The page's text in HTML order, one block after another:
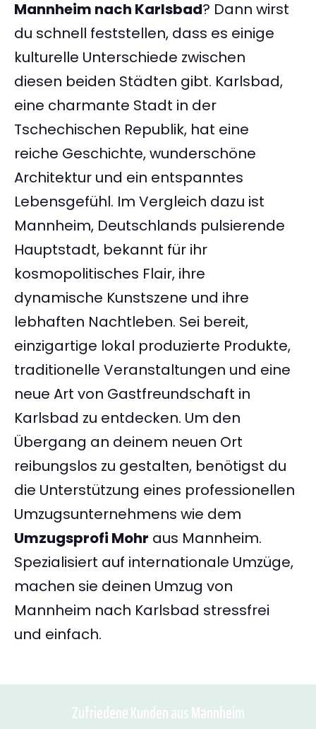
Mannheim nach Karlsbad? Dann wirst
du schnell feststellen, dass es einige
kulturelle Unterschiede zwischen
diesen beiden Städten gibt. Karlsbad,
eine charmante Stadt in der
Tschechischen Republik, hat eine
reiche Geschichte, wunderschöne
Architektur und ein entspanntes
Lebensgefühl. Im Vergleich dazu ist
Mannheim, Deutschlands pulsierende
Hauptstadt, bekannt für ihr
kosmopolitisches Flair, ihre
dynamische Kunstszene und ihre
lebhaften Nachtleben. Sei bereit,
einzigartige lokal produzierte Produkte,
traditionelle Veranstaltungen und eine
neue Art von Gastfreundschaft in
Karlsbad zu entdecken. Um den
Übergang an deinem neuen Ort
reibungslos zu gestalten, benötigst du
die Unterstützung eines professionellen
Umzugsunternehmens wie dem
Umzugsprofi Mohr aus Mannheim.
Spezialisiert auf internationale Umzüge,
machen sie deinen Umzug von
Mannheim nach Karlsbad stressfrei
und einfach.
Zufriedene Kunden aus Mannheim